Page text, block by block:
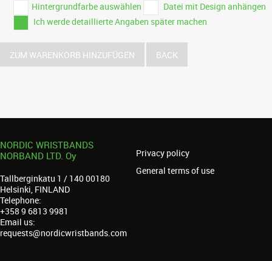
Hintergrundfarbe auswählen
Datei mit Design anhängen
Ich werde detaillierte Angaben später machen
ZUM WARENKORB HINZUFÜGEN BACK
NORDIC WRISTBANDS
NORBAND LTD. Oy
Tallberginkatu 1 / 140 00180
Helsinki, FINLAND
Telephone:
+358 9 6813 9981
Email us:
requests@nordicwristbands.com
Privacy policy
General terms of use